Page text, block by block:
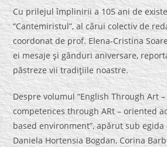
Cu prilejul împlinirii a 105 ani de
“Cantemiristul”, al cărui colectiv de
coordonat de prof. Elena-Cristina
ei mesaje şi gânduri aniversare,
păstreze vii tradiţiile noastre.
Despre volumul “English Through Art
competences through ARt – oriented
based environment”, apărut sub
Daniela Hortensia Bogdan, Corina